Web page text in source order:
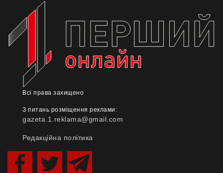
Всі права захищено
З питань розміщення реклами:
gazeta.1.reklama@gmail.com
Редакційна політика